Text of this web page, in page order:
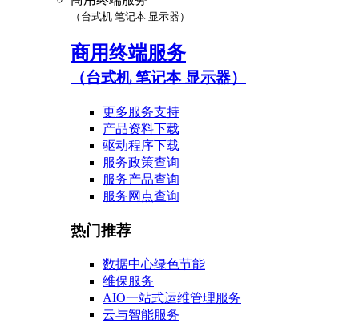
（台式机 笔记本 显示器）
商用终端服务
（台式机 笔记本 显示器）
更多服务支持
产品资料下载
驱动程序下载
服务政策查询
服务产品查询
服务网点查询
热门推荐
数据中心绿色节能
维保服务
AIO一站式运维管理服务
云与智能服务